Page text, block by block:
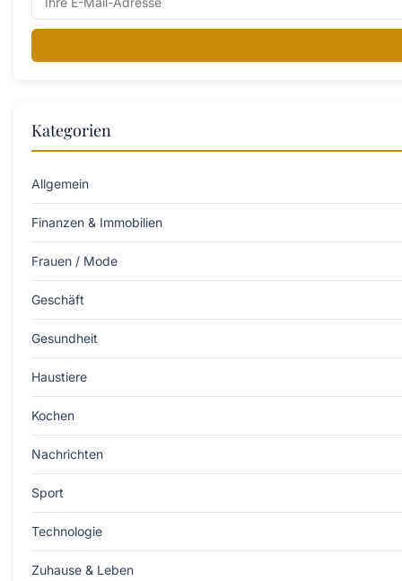
Kategorien
Allgemein
Finanzen & Immobilien
Frauen / Mode
Geschäft
Gesundheit
Haustiere
Kochen
Nachrichten
Sport
Technologie
Zuhause & Leben